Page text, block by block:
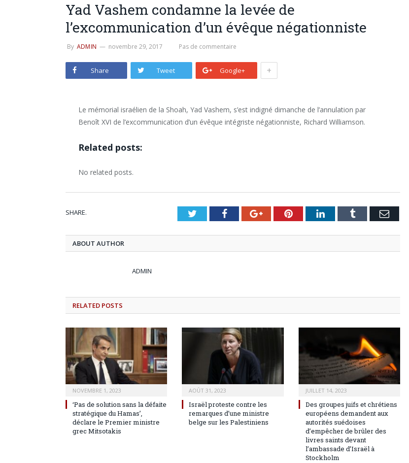
Yad Vashem condamne la levée de
l’excommunication d’un évêque négationniste
By ADMIN novembre 29, 2017 Pas de commentaire
Share Tweet Google+ +
Le mémorial israélien de la Shoah, Yad Vashem, s’est indigné dimanche de l’annulation par
Benoît XVI de l’excommunication d’un évêque intégriste négationniste, Richard Williamson.
Related posts:
No related posts.
SHARE. TwitterFacebookGoogle+PinterestLinkedInTumblr Email
ABOUT AUTHOR
ADMIN
RELATED POSTS
NOVEMBRE 1, 2023
‘Pas de solution sans la défaite
stratégique du Hamas’,
déclare le Premier ministre
grec Mitsotakis
AOÛT 31, 2023
Israël proteste contre les
remarques d’une ministre
belge sur les Palestiniens
JUILLET 14, 2023
Des groupes juifs et chrétiens
européens demandent aux
autorités suédoises
d’empêcher de brûler des
livres saints devant
l’ambassade d’Israël à
Stockholm